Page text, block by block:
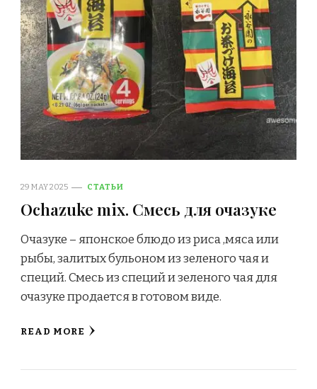
29 MAY 2025 СТАТЬИ
Ochazuke mix. Смесь для очазуке
Очазуке – японское блюдо из риса ,мяса или
рыбы, залитых бульоном из зеленого чая и
специй. Смесь из специй и зеленого чая для
очазуке продается в готовом виде.
READ MORE